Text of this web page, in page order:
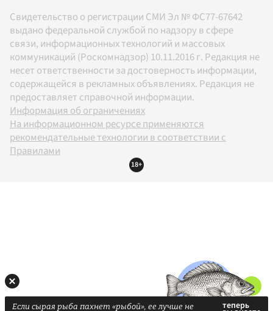
Свидетельство о регистрации СМИ Эл № ФС77-67642
выдано федеральной службой по надзору в сфере
связи, информационных технологий и массовых
коммуникаций (Роскомнадзор) 10.11.2016 г. Редакция не
несет ответственности за достоверность информации,
содержащейся в рекламных объявлениях. Редакция не
предоставляет справочной информации.
Информация об ограничениях
На информационном ресурсе применяются
рекомендательные технологии в соответствии с
Правилами
18+
Если сырая рыба пахнет «рыбой», ее лучше не